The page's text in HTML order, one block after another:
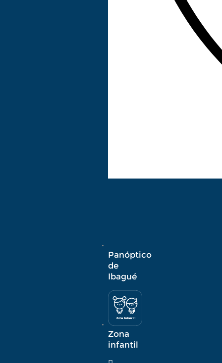
Panóptico
de
Ibagué
Zona Infantil
Zona
infantil